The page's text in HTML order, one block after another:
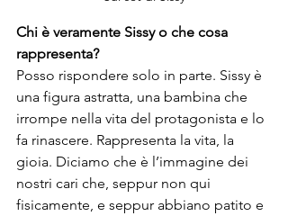
Chi è veramente Sissy o che cosa
rappresenta?
Posso rispondere solo in parte. Sissy è
una figura astratta, una bambina che
irrompe nella vita del protagonista e lo
fa rinascere. Rappresenta la vita, la
gioia. Diciamo che è l’immagine dei
nostri cari che, seppur non qui
fisicamente, e seppur abbiano patito e